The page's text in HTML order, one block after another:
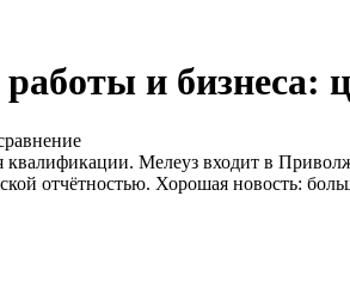
и бизнеса:
Мелеуз входит в
отчётностью. Хорошая новость: